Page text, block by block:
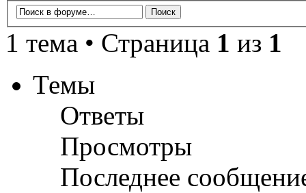
1 тема • Страница 1 из 1
Темы
Ответы
Просмотры
Последнее